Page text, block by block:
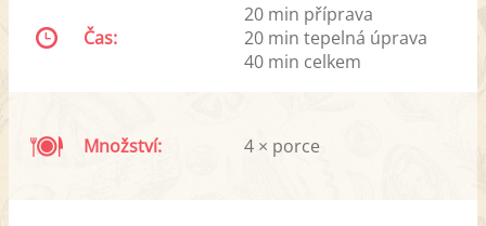
Čas:
20 min příprava
20 min tepelná úprava
40 min celkem
Množství: 4 × porce